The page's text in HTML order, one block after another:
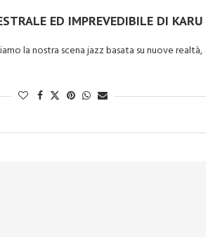
ED IMPREVEDIBILE DI KARU
la nostra scena jazz basata su nuove realtà,